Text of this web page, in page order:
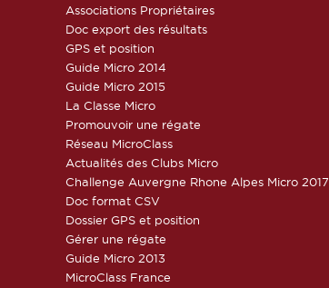
Associations Propriétaires
Doc export des résultats
GPS et position
Guide Micro 2014
Guide Micro 2015
La Classe Micro
Promouvoir une régate
Réseau MicroClass
Actualités des Clubs Micro
Challenge Auvergne Rhone Alpes Micro 2017
Doc format CSV
Dossier GPS et position
Gérer une régate
Guide Micro 2013
MicroClass France